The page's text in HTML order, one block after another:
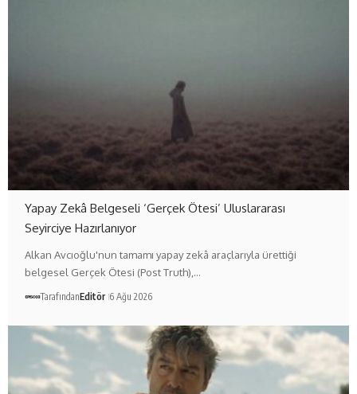
Yapay Zekâ Belgeseli ‘Gerçek Ötesi’ Uluslararası
Seyirciye Hazırlanıyor
Alkan Avcıoğlu'nun tamamı yapay zekâ araçlarıyla ürettiği
belgesel Gerçek Ötesi (Post Truth),…
TarafındanEditör 6 Ağu 2026